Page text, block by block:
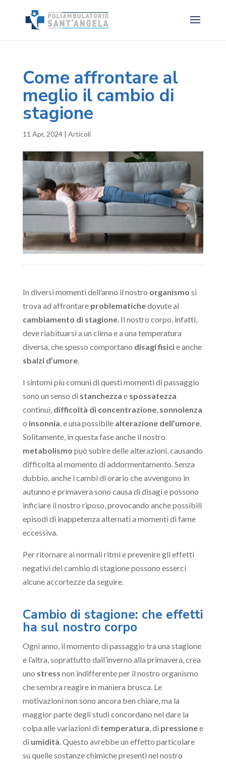
Come affrontare al
meglio il cambio di
stagione
11 Apr, 2024| Articoli
In diversi momenti dell’anno il nostro organismo si
trova ad affrontare problematichedovute al
cambiamento di stagione. Il nostro corpo, infatti,
deve riabituarsi a un clima e a una temperatura
diversa, che spesso comportano disagi fisicie anche
sbalzi d’umore.
I sintomi più comuni di questi momenti di passaggio
sono un senso di stanchezza e spossatezza
continui, difficoltà di concentrazione, sonnolenza
o insonnia , e una possibile alterazione dell’umore.
Solitamente, in questa fase anche il nostro
metabolismo può subire delle alterazioni, causando
difficoltà al momento di addormentamento. Senza
dubbio, anche i cambi di orario che avvengono in
autunno e primavera sono causa di disagi e possono
inficiare il nostro riposo, provocando anche possibili
episodi di inappetenza alternati a momenti di fame
eccessiva.
Per ritornare ai normali ritmi e prevenire gli effetti
negativi del cambio di stagione possono esserci
alcune accortezze da seguire.
Cambio di stagione: che effetti
ha sul nostro corpo
Ogni anno, il momento di passaggio tra una stagione
e l’altra, soprattutto dall’inverno alla primavera, crea
uno stress non indifferente per il nostro organismo
che sembra reagire in maniera brusca. Le
motivazioni non sono ancora ben chiare, ma la
maggior parte degli studi concordano nel dare la
colpa alle variazioni di temperatura , di pressionee
di umidità . Questo avrebbe un effetto particolare
su quelle sostanze chimiche presenti nel nostro